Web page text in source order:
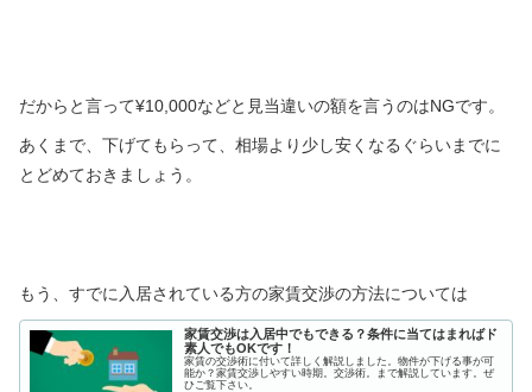
だからと言って¥10,000などと見当違いの額を言うのはNGです。
あくまで、下げてもらって、相場より少し安くなるぐらいまでに
とどめておきましょう。
もう、すでに入居されている方の家賃交渉の方法については
家賃交渉は入居中でもできる？条件に当てはまればド
素人でもOKです！
家賃の交渉術に付いて詳しく解説しました。物件が下げる事が可
能か？家賃交渉しやすい時期。交渉術。まで解説しています。ぜ
ひご覧下さい。